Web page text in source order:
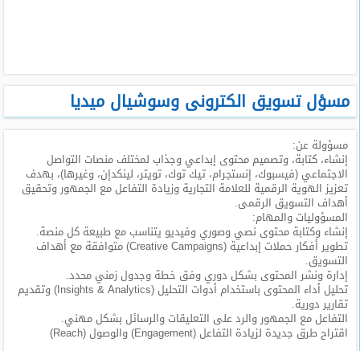
تصفح
الوظائف
وظائف
اليوم
وظائف
السعودية
اليوم
وظائف
مصر
اليوم
وظائف
حكومية
مسؤل تسويق الكترونى وسوشيال ميديا
مسؤولة عن:
إنشاء، كتابة، وتصميم محتوى إبداعي وجذاب لمختلف منصات التواصل
الاجتماعي (فيسبوك، إنستجرام، تيك توك، تويتر، لينكدإن، وغيرها)، بهدف
تعزيز الهوية الرقمية للعلامة التجارية وزيادة التفاعل مع الجمهور وتحقيق
أهداف التسويق الرقمى.
المسؤوليات والمهام:
إنشاء وكتابة محتوى نصي وصوري وفيديو يتناسب مع طبيعة كل منصة.
تطوير أفكار حملات إبداعية (Creative Campaigns) متوافقة مع أهداف
التسويق.
إدارة ونشر المحتوى بشكل دوري وفق خطة وجدول زمني محدد.
تحليل أداء المحتوى باستخدام أدوات التحليل (Insights & Analytics) وتقديم
تقارير دورية.
التفاعل مع الجمهور والرد على التعليقات والرسائل بشكل مهني.
اقتراح طرق جديدة لزيادة التفاعل (Engagement) والوصول (Reach)